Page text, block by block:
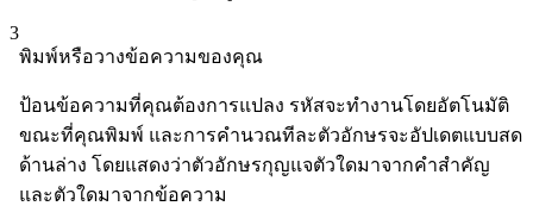
3
พิมพ์หรือวางข้อความของคุณ
ป้อนข้อความที่คุณต้องการแปลง รหัสจะทำงานโดยอัตโนมัติ
ขณะที่คุณพิมพ์ และการคำนวณทีละตัวอักษรจะอัปเดตแบบสด
ด้านล่าง โดยแสดงว่าตัวอักษรกุญแจตัวใดมาจากคำสำคัญ
และตัวใดมาจากข้อความ